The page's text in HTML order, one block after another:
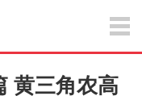
黄三角农高